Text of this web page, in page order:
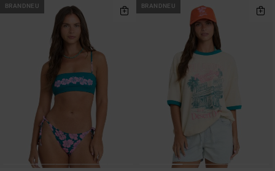
BRANDNEU BRANDNEU